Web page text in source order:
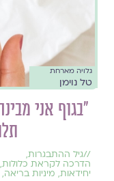
גלויה מארחת
טל נוימן
"בגוף אני
//גיל ההתבגרות,
הדרכה לקראת כלולות,
יחידאות, מיניות בריאה,